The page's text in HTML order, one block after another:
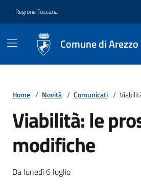
Regione Toscana
Comune di Arezzo
Home / Novità / Comunicati /
Viabilità: le
modifiche
Dettagli della
Da lunedì 6 luglio